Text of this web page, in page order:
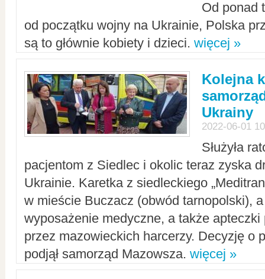
Od ponad
od początku wojny na Ukrainie, Polska
są to głównie kobiety i dzieci. więcej »
Kolejna
Ukrainy
2022-06-01
Służyła
pacjentom z Siedlec i okolic teraz zyska
Ukrainie. Karetka z siedleckiego
w mieście Buczacz (obwód tarnopolski),
wyposażenie medyczne, a także apteczki
przez mazowieckich harcerzy. Decyzję o
podjął samorząd Mazowsza. więcej »